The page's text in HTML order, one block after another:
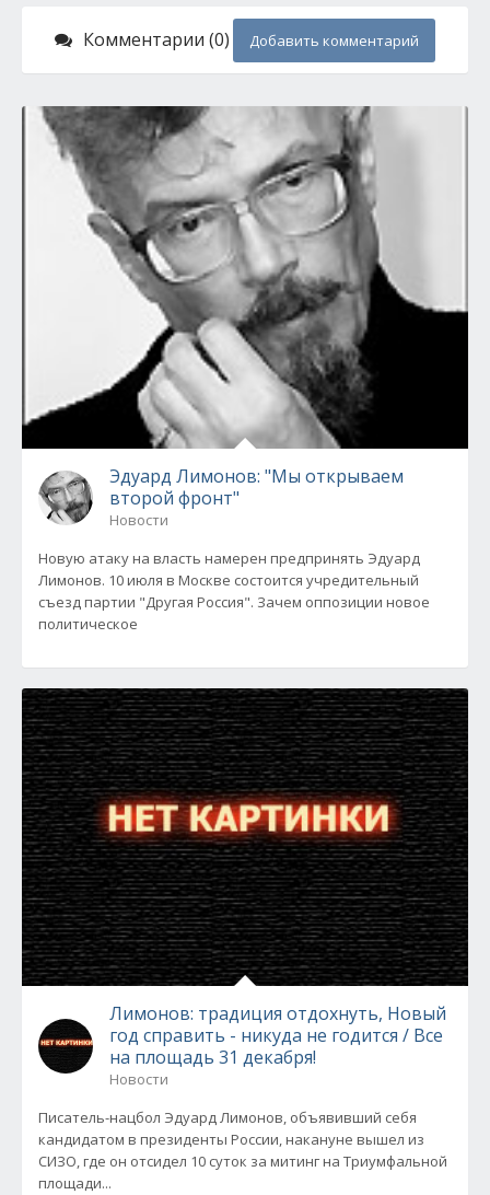
Комментарии (0) Добавить комментарий
Эдуард Лимонов: "Мы открываем
второй фронт"
Новости
Новую атаку на власть намерен предпринять Эдуард
Лимонов. 10 июля в Москве состоится учредительный
съезд партии "Другая Россия". Зачем оппозиции новое
политическое
Лимонов: традиция отдохнуть, Новый
год справить - никуда не годится / Все
на площадь 31 декабря!
Новости
Писатель-нацбол Эдуард Лимонов, объявивший себя
кандидатом в президенты России, накануне вышел из
СИЗО, где он отсидел 10 суток за митинг на Триумфальной
площади...